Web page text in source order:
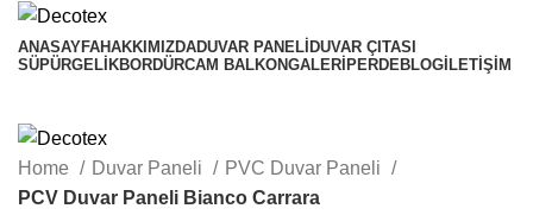
ANASAYFAHAKKIMIZDADUVAR PANELI DUVAR ÇITASI
SÜPÜRGELIKBORDÜRCAM BALKONGALERI PERDEBLOG İLETIŞIM
Home Duvar Paneli
PVC Duvar Paneli
PCV Duvar Paneli Bianco Carrara